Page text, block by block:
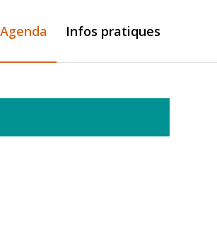
Agenda Infos pratiques